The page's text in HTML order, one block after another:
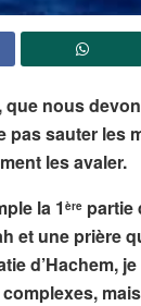
nous
pas sauter les
les avaler.
la 1 ère partie
et une prière
d’Hachem,